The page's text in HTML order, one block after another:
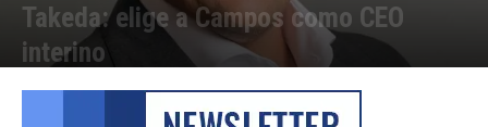
Takeda: elige a Campos como CEO
interino